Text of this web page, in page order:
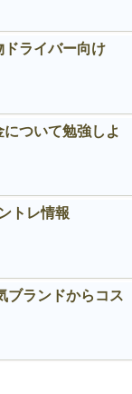
ドライバー向け
ついて勉強しよ
トレ情報
ブランドからコス